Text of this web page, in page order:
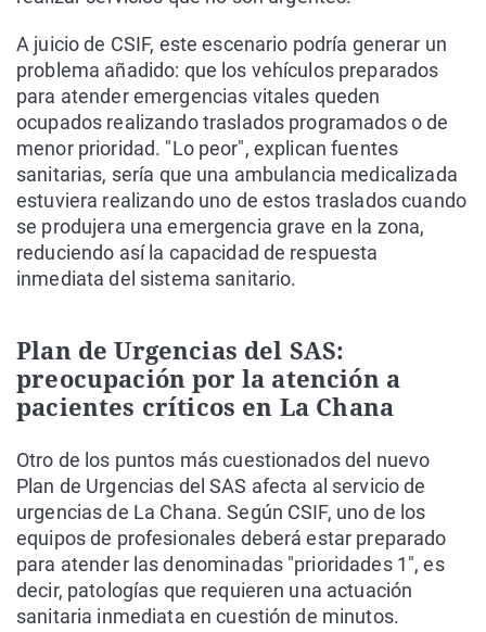
A juicio de CSIF, este escenario podría generar un
problema añadido: que los vehículos preparados
para atender emergencias vitales queden
ocupados realizando traslados programados o de
menor prioridad. "Lo peor", explican fuentes
sanitarias, sería que una ambulancia medicalizada
estuviera realizando uno de estos traslados cuando
se produjera una emergencia grave en la zona,
reduciendo así la capacidad de respuesta
inmediata del sistema sanitario.
Plan de Urgencias del SAS:
preocupación por la atención a
pacientes críticos en La Chana
Otro de los puntos más cuestionados del nuevo
Plan de Urgencias del SAS afecta al servicio de
urgencias de La Chana. Según CSIF, uno de los
equipos de profesionales deberá estar preparado
para atender las denominadas "prioridades 1", es
decir, patologías que requieren una actuación
sanitaria inmediata en cuestión de minutos.